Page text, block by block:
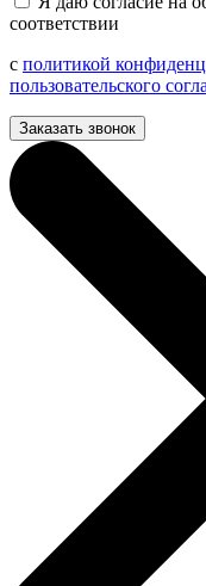
соответствии
с политикой
пользовательского
Заказать звонок